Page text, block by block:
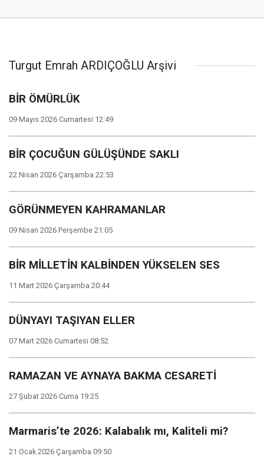
Turgut Emrah ARDIÇOĞLU Arşivi
BİR ÖMÜRLÜK
09 Mayıs 2026 Cumartesi 12:49
BİR ÇOCUĞUN GÜLÜŞÜNDE SAKLI
22 Nisan 2026 Çarşamba 22:53
GÖRÜNMEYEN KAHRAMANLAR
09 Nisan 2026 Perşembe 21:05
BİR MİLLETİN KALBİNDEN YÜKSELEN SES
11 Mart 2026 Çarşamba 20:44
DÜNYAYI TAŞIYAN ELLER
07 Mart 2026 Cumartesi 08:52
RAMAZAN VE AYNAYA BAKMA CESARETİ
27 Şubat 2026 Cuma 19:25
Marmaris’te 2026: Kalabalık mı, Kaliteli mi?
21 Ocak 2026 Çarşamba 09:50